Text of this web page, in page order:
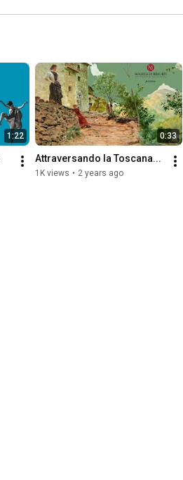
1:22 0:33
Attraversando la Toscana...
1K views • 2 years ago